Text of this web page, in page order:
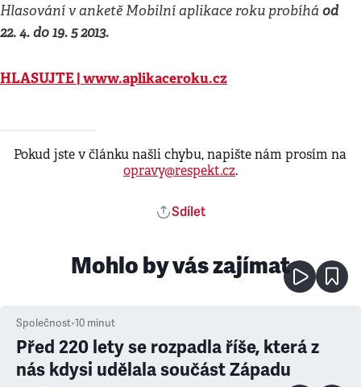
Hlasování v anketě Mobilní aplikace roku probíhá od
22. 4. do 19. 5 2013.
HLASUJTE | www.aplikaceroku.cz
Pokud jste v článku našli chybu, napište nám prosím na
opravy@respekt.cz.
Sdílet
Mohlo by vás zajímat
Společnost•10 minut
Před 220 lety se rozpadla říše, která z
nás kdysi udělala součást Západu